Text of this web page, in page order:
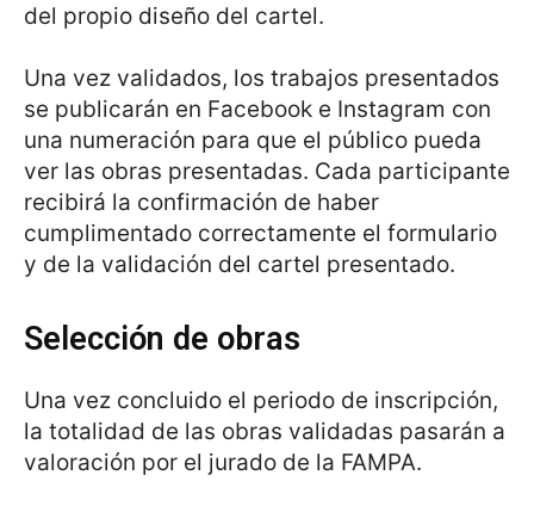
del propio diseño del cartel.
Una vez validados, los trabajos presentados
se publicarán en Facebook e Instagram con
una numeración para que el público pueda
ver las obras presentadas. Cada participante
recibirá la confirmación de haber
cumplimentado correctamente el formulario
y de la validación del cartel presentado.
Selección de obras
Una vez concluido el periodo de inscripción,
la totalidad de las obras validadas pasarán a
valoración por el jurado de la FAMPA.